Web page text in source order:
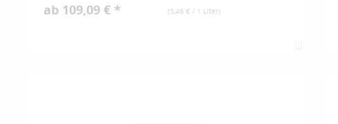
(5,46 € / 1 Liter)
ab 109,09 € *